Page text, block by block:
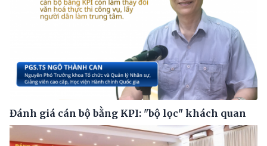
Đánh giá cán bộ bằng KPI: "bộ lọc" khách quan